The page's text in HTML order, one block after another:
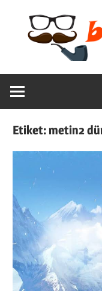
content
Haber,
Blogların
Amcası
Etiket:metin2